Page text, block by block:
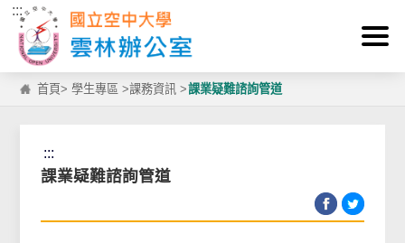
跳到主要內容區塊
:::
首頁>學生專區 >課務資訊 >課業疑難諮詢管道
:::
課業疑難諮詢管道